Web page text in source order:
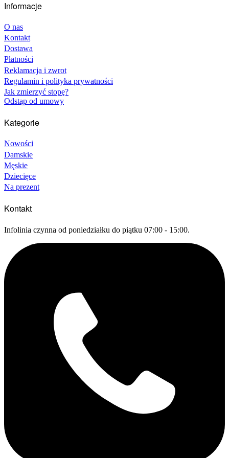
pointer_events=”all”][vc_column_inner
column_padding_tablet=”inherit”
column_padding_phone=”inherit”
column_padding_position=”all”
column_element_spacing=”default”
background_color_opacity=”1″
background_hover_color_opacity=”1″
column_shadow=”none” column_border_radius=”none”
column_link_target=”_self” advanced_gradient_angle=”0″
gradient_direction=”left_to_right” overlay_strength=”0.3″
width=”1/3″ tablet_width_inherit=”default”
border_type=”simple” column_border_width=”none”
offset=”vc_col-xs-4″][image_with_animation
image_url=”464″ image_size=”full”
animation_type=”entrance” animation=”Fade In”
hover_animation=”none” alignment=””
border_radius=”none” box_shadow=”none”
image_loading=”default” max_width=”100%”
[vc_column_inner column_padding=”no-extra-padding”
column_padding_phone=”inherit”
column_padding_position=”all”
column_element_spacing=”default”
background_color_opacity=”1″
gradient_direction=”left_to_right” overlay_strength=”0.3″
width=”1/3″ tablet_width_inherit=”default”
animation_type=”default” bg_image_animation=”none”
border_type=”simple” column_border_width=”none”
column_border_style=”solid” gradient_type=”default”
offset=”vc_col-xs-4″][image_with_animation
image_url=”465″ image_size=”full”
animation_type=”entrance” animation=”Fade In”
hover_animation=”none” alignment=””
border_radius=”none” box_shadow=”none”
image_loading=”default” max_width=”100%”
max_width_mobile=”default”][/vc_column_inner]
[vc_column_inner column_padding=”no-extra-padding”
column_padding_tablet=”inherit”
Informacje
O nas
Kontakt
Dostawa
Płatności
Reklamacja i zwrot
Regulamin i polityka prywatności
Jak zmierzyć stopę?
Odstąp od umowy
Kategorie
Nowości
Damskie
Męskie
Dziecięce
Na prezent
Kontakt
Infolinia czynna od poniedziałku do piątku 07:00 - 15:00.